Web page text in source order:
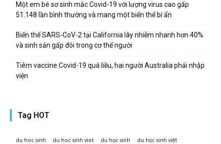
Một em bé sơ sinh mắc Covid-19 với lượng virus cao gấp
51.148 lần bình thường và mang một biến thể bí ẩn
Biến thể SARS-CoV-2 tại California lây nhiễm nhanh hơn 40%
và sinh sản gấp đôi trong cơ thể người
Tiêm vaccine Covid-19 quá liều, hai người Australia phải nhập
viện
Tag HOT
du hoc sinh du hoc sinh viet du học sinh du học sinh việt